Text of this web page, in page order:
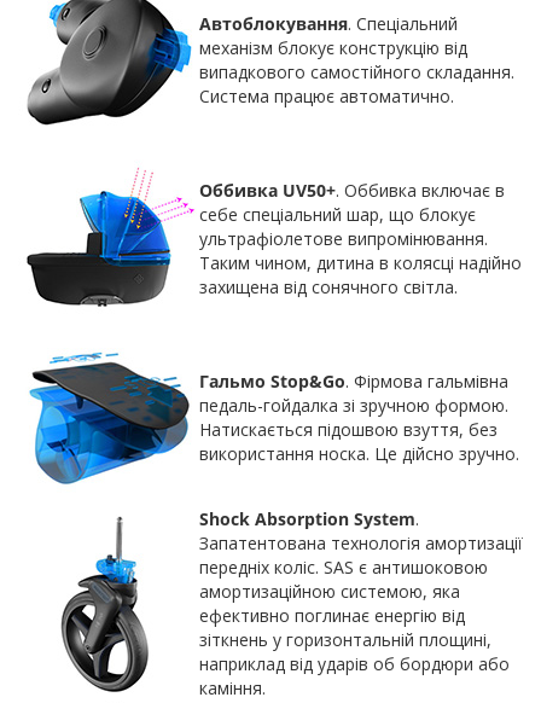
Автоблокування. Спеціальний
механізм блокує конструкцію від
випадкового самостійного складання.
Система працює автоматично.
Оббивка UV50+. Оббивка включає в
себе спеціальний шар, що блокує
ультрафіолетове випромінювання.
Таким чином, дитина в колясці надійно
захищена від сонячного світла.
Гальмо Stop&Go. Фірмова гальмівна
педаль-гойдалка зі зручною формою.
Натискається підошвою взуття, без
використання носка. Це дійсно зручно.
Shock Absorption System.
Запатентована технологія амортизації
передніх коліс. SAS є антишоковою
амортизаційною системою, яка
ефективно поглинає енергію від
зіткнень у горизонтальній площині,
наприклад від ударів об бордюри або
каміння.